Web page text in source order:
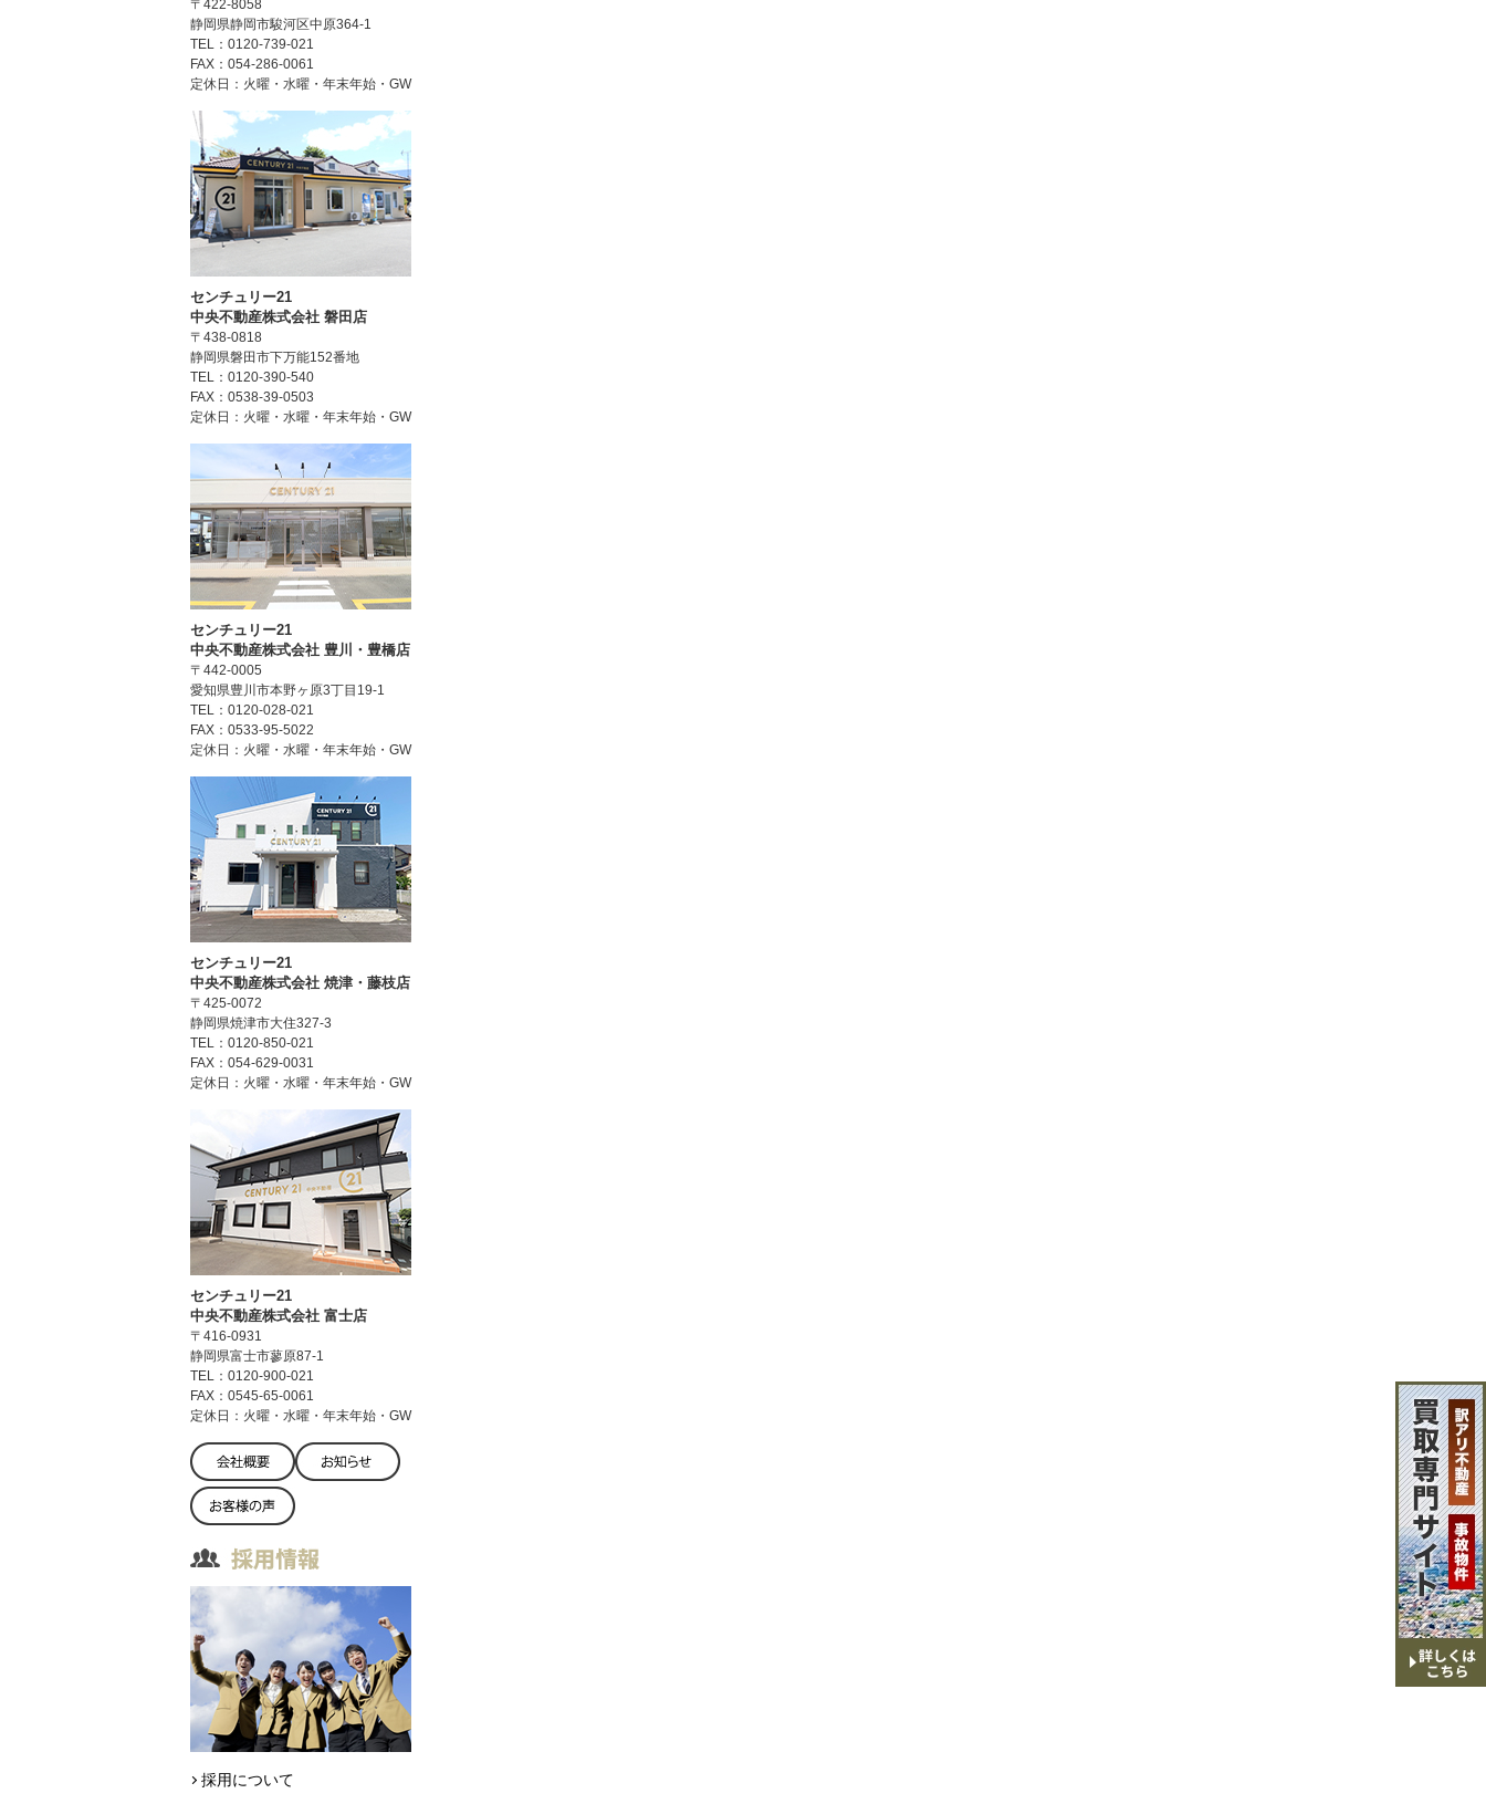
〒422-8058
静岡県静岡市駿河区中原364-1
TEL：0120-739-021
FAX：054-286-0061
定休日：火曜・水曜・年末年始・GW
センチュリー21
中央不動産株式会社 磐田店
〒438-0818
静岡県磐田市下万能152番地
TEL：0120-390-540
FAX：0538-39-0503
定休日：火曜・水曜・年末年始・GW
センチュリー21
中央不動産株式会社 豊川・豊橋店
〒442-0005
愛知県豊川市本野ヶ原3丁目19-1
TEL：0120-028-021
FAX：0533-95-5022
定休日：火曜・水曜・年末年始・GW
センチュリー21
中央不動産株式会社 焼津・藤枝店
〒425-0072
静岡県焼津市大住327-3
TEL：0120-850-021
FAX：054-629-0031
定休日：火曜・水曜・年末年始・GW
センチュリー21
中央不動産株式会社 富士店
〒416-0931
静岡県富士市蓼原87-1
TEL：0120-900-021
FAX：0545-65-0061
定休日：火曜・水曜・年末年始・GW
採用について